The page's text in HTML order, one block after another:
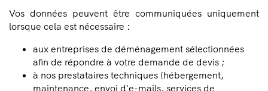
Vos données peuvent être communiquées uniquement
lorsque cela est nécessaire :
aux entreprises de déménagement sélectionnées
afin de répondre à votre demande de devis ;
à nos prestataires techniques (hébergement,
maintenance, envoi d'e-mails, services de